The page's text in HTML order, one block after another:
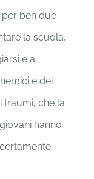
ben due
la scuola,
e a
e dei
traumi, che la
hanno